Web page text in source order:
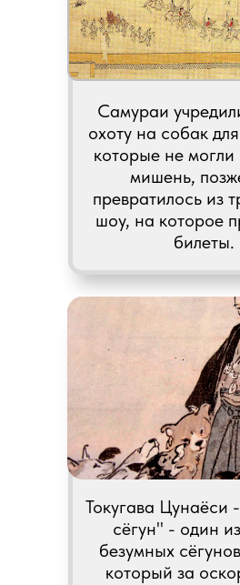
Самураи
охоту на собак
которые не могли
мишень,
превратилось из
шоу, на которое
билеты.
Токугава Цунаёси
сёгун" - один
безумных
который за